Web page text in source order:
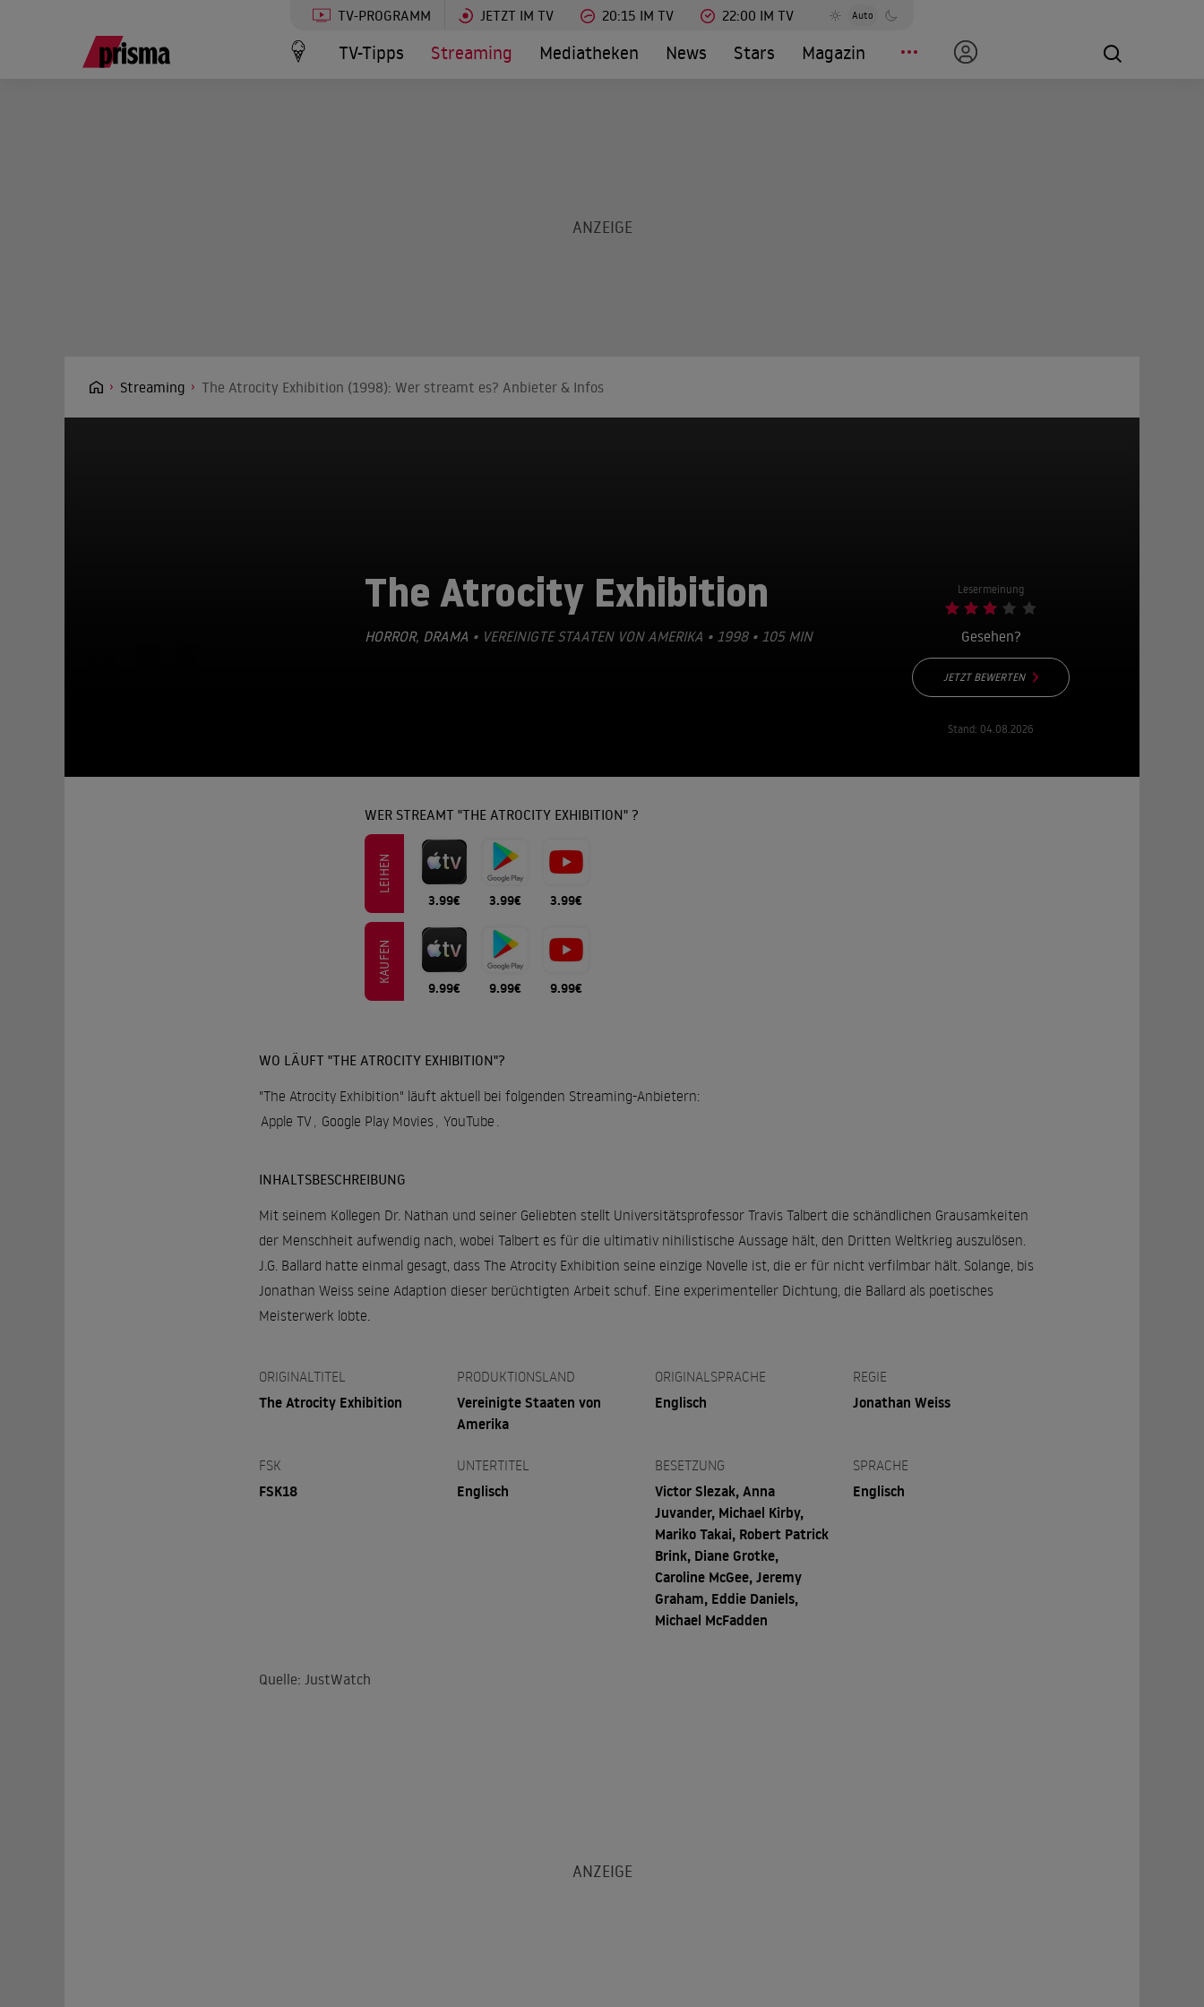
TV-PROGRAMM JETZT IM TV 20:15 IM TV 22:00 IM TV Auto
TV-Tipps Streaming Mediatheken News Stars Magazin
Streaming The Atrocity Exhibition (1998): Wer streamt es? Anbieter & Infos
The Atrocity Exhibition
HORROR, DRAMA • VEREINIGTE STAATEN VON AMERIKA • 1998 • 105 MIN
Lesermeinung
Gesehen?
JETZT BEWERTEN
Stand: 04.08.2026
WER STREAMT "THE ATROCITY EXHIBITION" ?
LEIHEN
3.99€ 3.99€ 3.99€
KAUFEN
9.99€ 9.99€ 9.99€
WO LÄUFT "THE ATROCITY EXHIBITION"?
"The Atrocity Exhibition" läuft aktuell bei folgenden Streaming-Anbietern:
Apple TV, Google Play Movies, YouTube .
INHALTSBESCHREIBUNG
Mit seinem Kollegen Dr. Nathan und seiner Geliebten stellt Universitätsprofessor Travis Talbert die schändlichen Grausamkeiten
der Menschheit aufwendig nach, wobei Talbert es für die ultimativ nihilistische Aussage hält, den Dritten Weltkrieg auszulösen.
J.G. Ballard hatte einmal gesagt, dass The Atrocity Exhibition seine einzige Novelle ist, die er für nicht verfilmbar hält. Solange, bis
Jonathan Weiss seine Adaption dieser berüchtigten Arbeit schuf. Eine experimenteller Dichtung, die Ballard als poetisches
Meisterwerk lobte.
ORIGINALTITEL
The Atrocity Exhibition
PRODUKTIONSLAND
Vereinigte Staaten von
Amerika
ORIGINALSPRACHE
Englisch
REGIE
Jonathan Weiss
FSK
FSK18
UNTERTITEL
Englisch
BESETZUNG
Victor Slezak, Anna
Juvander, Michael Kirby,
Mariko Takai, Robert Patrick
Brink, Diane Grotke,
Caroline McGee, Jeremy
Graham, Eddie Daniels,
Michael McFadden
SPRACHE
Englisch
Quelle: JustWatch